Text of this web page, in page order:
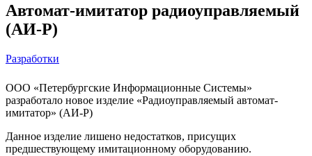
Автомат-имитатор радиоуправляемый
(АИ-Р)
Разработки
ООО «Петербургские Информационные Системы»
разработало новое изделие «Радиоуправляемый автомат-
имитатор» (АИ-Р)
Данное изделие лишено недостатков, присущих
предшествующему имитационному оборудованию.